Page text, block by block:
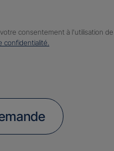
consentement à l'utilisation
confidentialité.